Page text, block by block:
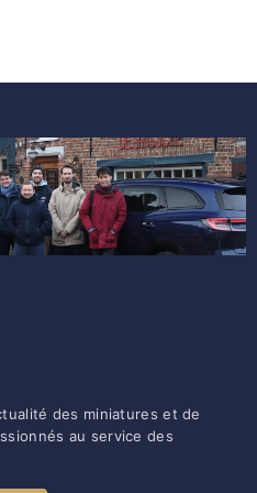
des miniatures et de
au service des